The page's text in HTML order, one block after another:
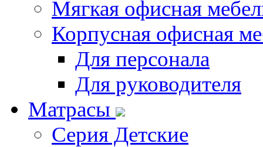
Мягкая офисная
Корпусная офисная
Для персонала
Для руководителя
Матрасы
Серия Детские